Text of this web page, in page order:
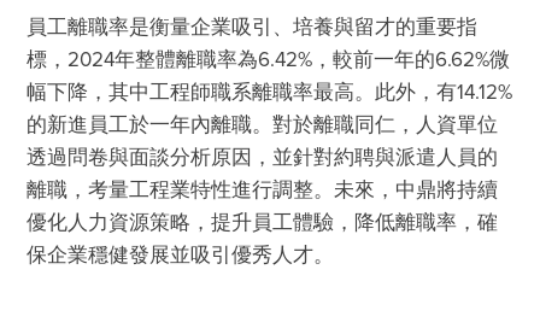
員工離職率是衡量企業吸引、培養與留才的重要指
標，2024年整體離職率為6.42%，較前一年的6.62%微
幅下降，其中工程師職系離職率最高。此外，有14.12%
的新進員工於一年內離職。對於離職同仁，人資單位
透過問卷與面談分析原因，並針對約聘與派遣人員的
離職，考量工程業特性進行調整。未來，中鼎將持續
優化人力資源策略，提升員工體驗，降低離職率，確
保企業穩健發展並吸引優秀人才。